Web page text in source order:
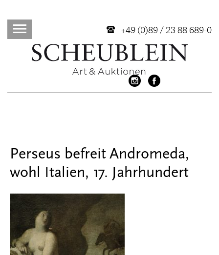
+49 (0)89 / 23 88 689-0
Perseus befreit Andromeda,
wohl Italien, 17. Jahrhundert